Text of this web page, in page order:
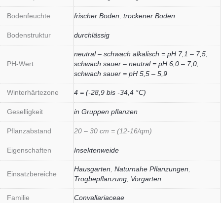
Bodenfeuchte frischer Boden trockener Boden
Bodenstruktur durchlässig
PH-Wert
neutral – schwach alkalisch = pH 7,1 – 7,5
schwach sauer – neutral = pH 6,0 – 7,0
schwach sauer = pH 5,5 – 5,9
Winterhärtezone 4 = (-28,9 bis -34,4 °C)
Geselligkeit in Gruppen pflanzen
Pflanzabstand 20 – 30 cm = (12-16/qm)
Eigenschaften Insektenweide
Einsatzbereiche
Hausgarten Naturnahe Pflanzungen
Trogbepflanzung Vorgarten
Familie Convallariaceae